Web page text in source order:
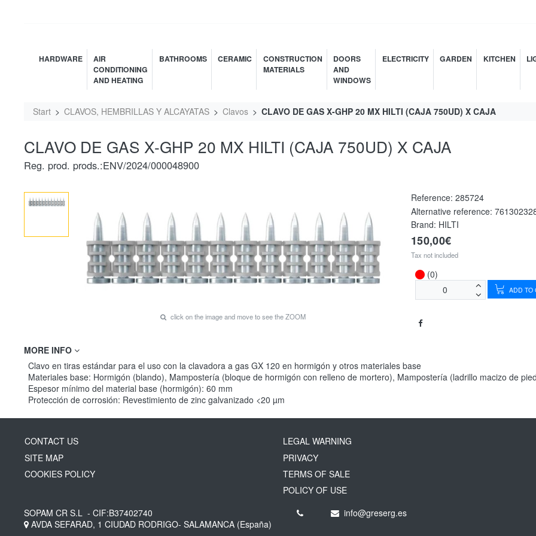
HARDWARE
AIR
CONDITIONING
AND HEATING
BATHROOMS CERAMIC
CONSTRUCTION
MATERIALS
DOORS
AND
WINDOWS
ELECTRICITY GARDEN KITCHEN
Start CLAVOS, HEMBRILLAS Y ALCAYATAS Clavos CLAVO DE GAS X-GHP 20 MX HILTI (CAJA 750UD) X CAJA
CLAVO DE GAS X-GHP 20 MX HILTI (CAJA 750UD) X CAJA
Reg. prod. prods.:ENV/2024/000048900
click on the image and move to see the ZOOM
Reference: 285724
Alternative reference:
Brand: HILTI
150,00€
Tax not included
(0)
ADD TO
MORE INFO
Clavo en tiras estándar para el uso con la clavadora a gas GX 120 en hormigón y otros materiales base
Materiales base: Hormigón (blando), Mampostería (bloque de hormigón con relleno de mortero), Mampostería (ladrillo macizo de
Espesor mínimo del material base (hormigón): 60 mm
Protección de corrosión: Revestimiento de zinc galvanizado <20 µm
CONTACT US
SITE MAP
COOKIES POLICY
LEGAL WARNING
PRIVACY
TERMS OF SALE
POLICY OF USE
SOPAM CR S.L - CIF:B37402740
AVDA SEFARAD, 1 CIUDAD RODRIGO- SALAMANCA (España)
info@greserg.es